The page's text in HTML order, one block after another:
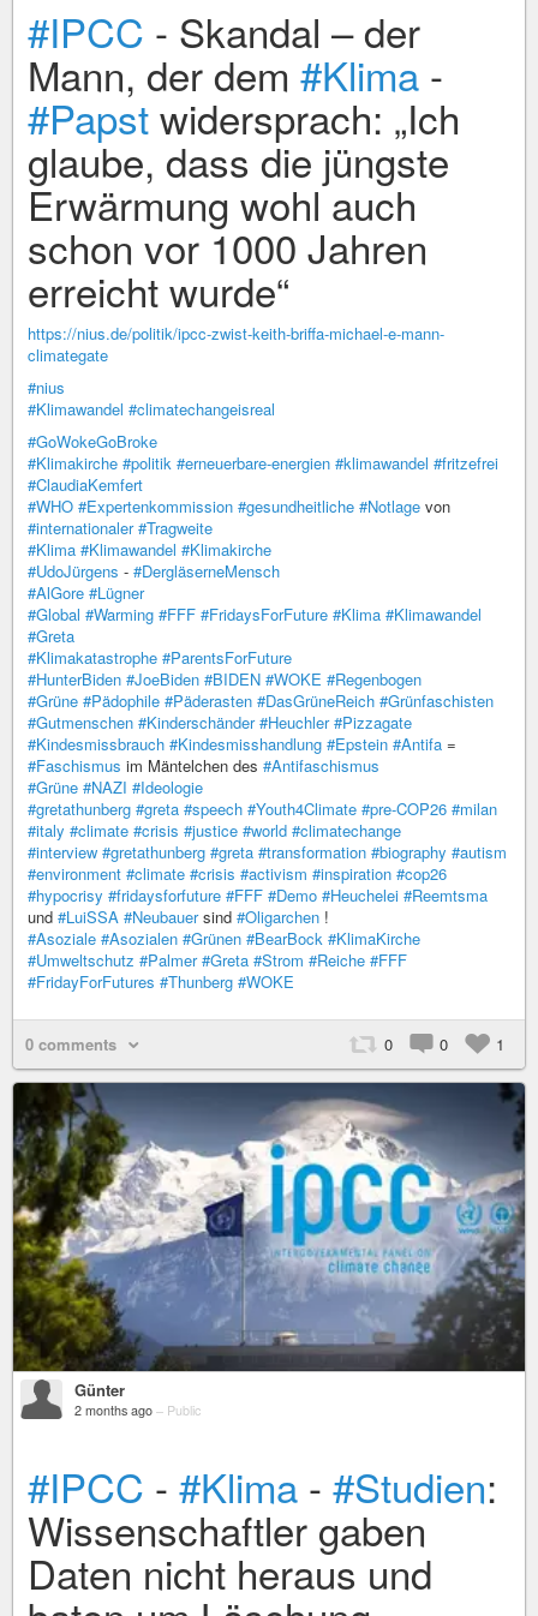
#IPCC - Skandal – der
Mann, der dem #Klima -
#Papstwidersprach: „Ich
glaube, dass die jüngste
Erwärmung wohl auch
schon vor 1000 Jahren
erreicht wurde“
https://nius.de/politik/ipcc-zwist-keith-briffa-michael-e-mann-
climategate
#nius
#Klimawandel #climatechangeisreal
#GoWokeGoBroke
#Klimakirche #politik #erneuerbare-energien #klimawandel #fritzefrei
#ClaudiaKemfert
#WHO #Expertenkommission #gesundheitliche #Notlage von
#internationaler #Tragweite
#Klima #Klimawandel #Klimakirche
#UdoJürgens - #DergläserneMensch
#AlGore #Lügner
#Global #Warming #FFF #FridaysForFuture #Klima #Klimawandel
#Greta
#Klimakatastrophe #ParentsForFuture
#HunterBiden #JoeBiden #BIDEN #WOKE #Regenbogen
#Grüne #Pädophile #Päderasten #DasGrüneReich #Grünfaschisten
#Gutmenschen #Kinderschänder #Heuchler #Pizzagate
#Kindesmissbrauch #Kindesmisshandlung #Epstein #Antifa =
#Faschismus im Mäntelchen des #Antifaschismus
#Grüne #NAZI #Ideologie
#gretathunberg #greta #speech #Youth4Climate #pre-COP26 #milan
#italy #climate #crisis #justice #world #climatechange
#interview #gretathunberg #greta #transformation #biography #autism
#environment #climate #crisis #activism #inspiration #cop26
#hypocrisy #fridaysforfuture #FFF #Demo #Heuchelei #Reemtsma
und #LuiSSA #Neubauersind #Oligarchen !
#Asoziale #Asozialen #Grünen #BearBock #KlimaKirche
#Umweltschutz #Palmer #Greta #Strom #Reiche #FFF
#FridayForFutures #Thunberg #WOKE
0 comments 0 0 1
Günter
2 months ago – Public
#IPCC - #Klima - #Studien:
Wissenschaftler gaben
Daten nicht heraus und